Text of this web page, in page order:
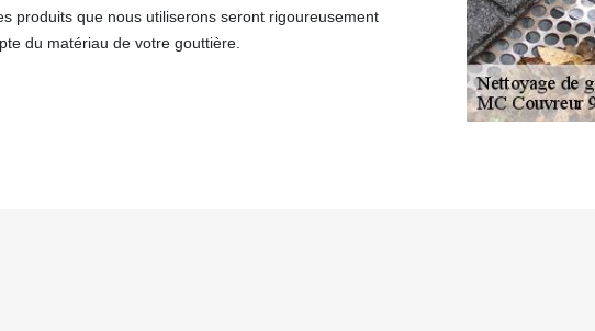
produits que nous utiliserons seront rigoureusement
du matériau de votre gouttière.